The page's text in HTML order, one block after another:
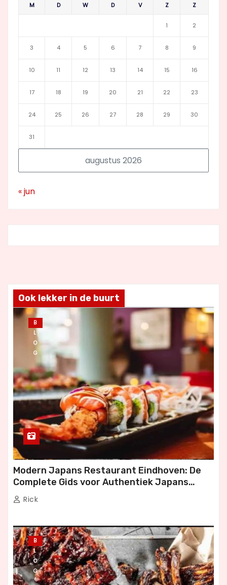
augustus 2026
M D W D V Z Z
1 2
3 4 5 6 7 8 9
10 11 12 13 14 15 16
17 18 19 20 21 22 23
24 25 26 27 28 29 30
31
« jun
Ook lekker in de buurt
B
L
O
G
Modern Japans Restaurant Eindhoven: De
Complete Gids voor Authentiek Japans
Dineren
Rick
B
L
O
G